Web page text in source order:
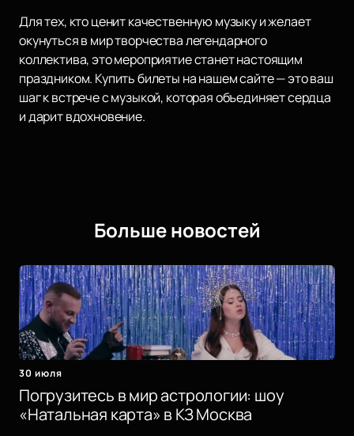
Для тех, кто ценит качественную музыку и желает
окунуться в мир творчества легендарного
коллектива, это мероприятие станет настоящим
праздником. Купить билеты на нашем сайте — это ваш
шаг к встрече с музыкой, которая объединяет сердца
и дарит вдохновение.
Больше новостей
30 июля
Погрузитесь в мир астрологии: шоу
«Натальная карта» в КЗ Москва